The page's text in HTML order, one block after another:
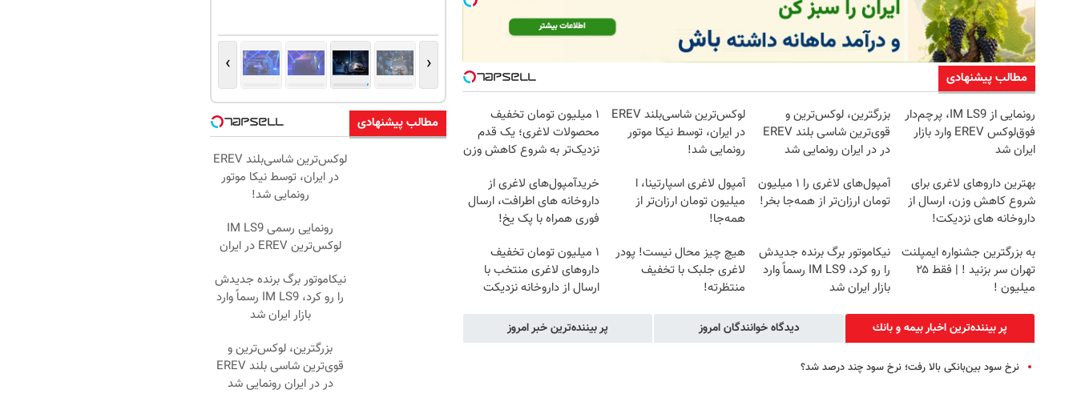
مطالب پیشنهادی
رونمایی از IM LS9، پرچم‌دار
فوق‌لوکس EREV وارد بازار
ایران شد
بزرگترین، لوکس‌ترین و
قوی‌ترین شاسی بلند EREV
در در ایران رونمایی شد
لوکس‌ترین شاسی‌بلند EREV
در ایران، توسط نیکا موتور
رونمایی شد!
۱ میلیون تومان تخفیف
محصولات لاغری؛ یک قدم
نزدیک‌تر به شروع کاهش وزن
بهترین داروهای لاغری برای
شروع کاهش وزن، ارسال از
داروخانه های نزدیکت!
آمپول‌های لاغری را ۱ میلیون
تومان ارزان‌تر از همه‌جا بخر!
آمپول لاغری اسپارتینا، ا
میلیون تومان ارزان‌تر از
همه‌جا!
خریدآمپول‌های لاغری از
داروخانه های اطرافت، ارسال
فوری همراه با پک یخ!
به بزرگترین جشنواره ایمپلنت
تهران سر بزنید ! | فقط ۲۵
میلیون !
نیکاموتور برگ برنده جدیدش
را رو کرد، IM LS9 رسماً وارد
بازار ایران شد
هیچ چیز محال نیست! پودر
لاغری جلبک با تخفیف
منتظرته!
۱ میلیون تومان تخفیف
داروهای لاغری منتخب با
ارسال از داروخانه نزدیکت
پر بیننده‌ترین اخبار بيمه و بانك دیدگاه خوانندگان امروز پر بیننده‌ترین خبر امروز
نرخ سود بین‌بانکی بالا رفت؛ نرخ سود چند درصد شد؟
‹
›
مطالب پیشنهادی
لوکس‌ترین شاسی‌بلند EREV
در ایران، توسط نیکا موتور
رونمایی شد!
رونمایی رسمی IM LS9
لوکس‌ترین EREV در ایران
نیکاموتور برگ برنده جدیدش
را رو کرد، IM LS9 رسماً وارد
بازار ایران شد
بزرگترین، لوکس‌ترین و
قوی‌ترین شاسی بلند EREV
در در ایران رونمایی شد